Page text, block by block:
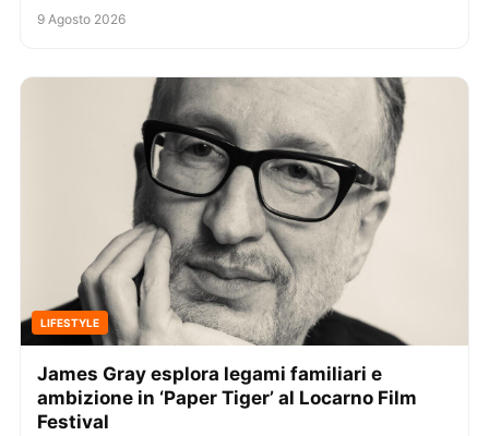
9 Agosto 2026
LIFESTYLE
James Gray esplora legami familiari e
ambizione in ‘Paper Tiger’ al Locarno Film
Festival